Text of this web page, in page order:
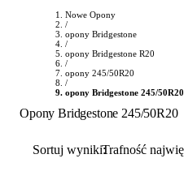
Nowe Opony
/
opony Bridgestone
/
opony Bridgestone R20
/
opony 245/50R20
/
opony Bridgestone 245/50R20
Opony Bridgestone 245/50R20
Sortuj wyniki: